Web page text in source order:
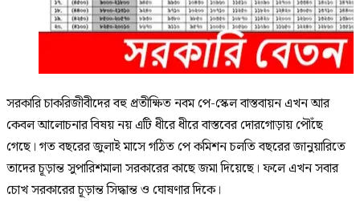
সরকারি চাকরিজীবীদের বহু প্রতীক্ষিত নবম পে-স্কেল বাস্তবায়ন এখন আর
কেবল আলোচনার বিষয় নয় এটি ধীরে ধীরে বাস্তবের দোরগোড়ায় পৌঁছে
গেছে। গত বছরের জুলাই মাসে গঠিত পে কমিশন চলতি বছরের জানুয়ারিতে
তাদের চূড়ান্ত সুপারিশমালা সরকারের কাছে জমা দিয়েছে। ফলে এখন সবার
চোখ সরকারের চূড়ান্ত সিদ্ধান্ত ও ঘোষণার দিকে।